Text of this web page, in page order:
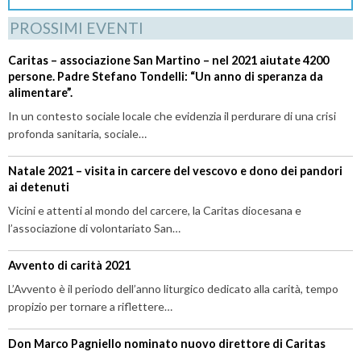
PROSSIMI EVENTI
Caritas – associazione San Martino – nel 2021 aiutate 4200
persone. Padre Stefano Tondelli: “Un anno di speranza da
alimentare”.
In un contesto sociale locale che evidenzia il perdurare di una crisi
profonda sanitaria, sociale…
Natale 2021 – visita in carcere del vescovo e dono dei pandori
ai detenuti
Vicini e attenti al mondo del carcere, la Caritas diocesana e
l’associazione di volontariato San…
Avvento di carità 2021
L’Avvento è il periodo dell’anno liturgico dedicato alla carità, tempo
propizio per tornare a riflettere…
Don Marco Pagniello nominato nuovo direttore di Caritas